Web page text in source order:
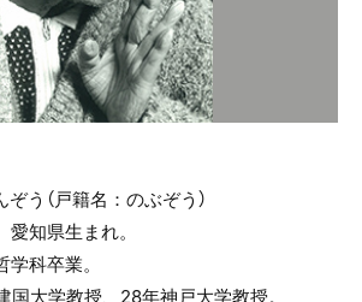
う（戸籍名：のぶぞう）
知県生まれ。
科卒業。
国大学教授、28年神戸大学教授。